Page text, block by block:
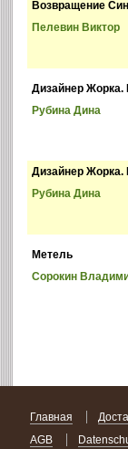
Возвращение
Пелевин Виктор
Дизайнер Жорка.
Рубина Дина
Дизайнер Жорка.
Рубина Дина
Метель
Сорокин
Главная
AGB